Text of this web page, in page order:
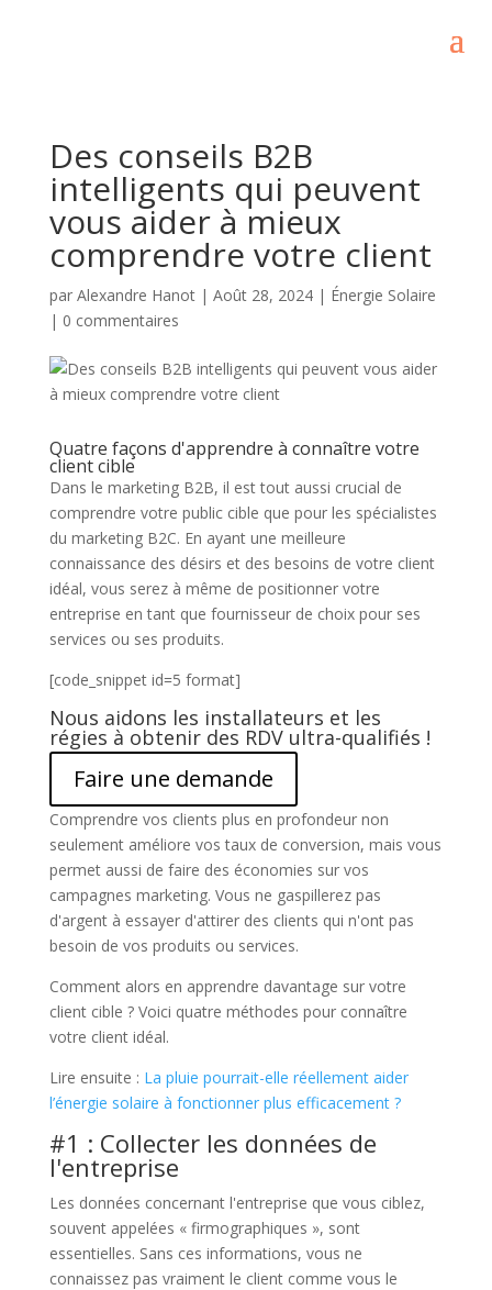
Des conseils B2B
intelligents qui peuvent
vous aider à mieux
comprendre votre client
par Alexandre Hanot| Août 28, 2024| Énergie Solaire
| 0 commentaires
Quatre façons d'apprendre à connaître votre
client cible
Dans le marketing B2B, il est tout aussi crucial de
comprendre votre public cible que pour les spécialistes
du marketing B2C. En ayant une meilleure
connaissance des désirs et des besoins de votre client
idéal, vous serez à même de positionner votre
entreprise en tant que fournisseur de choix pour ses
services ou ses produits.
[code_snippet id=5 format]
Nous aidons les installateurs et les
régies à obtenir des RDV ultra-qualifiés !
Faire une demande
Comprendre vos clients plus en profondeur non
seulement améliore vos taux de conversion, mais vous
permet aussi de faire des économies sur vos
campagnes marketing. Vous ne gaspillerez pas
d'argent à essayer d'attirer des clients qui n'ont pas
besoin de vos produits ou services.
Comment alors en apprendre davantage sur votre
client cible ? Voici quatre méthodes pour connaître
votre client idéal.
Lire ensuite : La pluie pourrait-elle réellement aider
l’énergie solaire à fonctionner plus efficacement ?
#1 : Collecter les données de
l'entreprise
Les données concernant l'entreprise que vous ciblez,
souvent appelées « firmographiques », sont
essentielles. Sans ces informations, vous ne
connaissez pas vraiment le client comme vous le